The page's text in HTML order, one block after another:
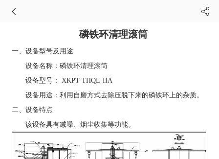
磷铁环清理滚筒
一、设备型号及用途
设备名称：磷铁环清理滚筒
设备型号： XKPT-THQL-IIA
设备用途：利用自磨方式去除压脱下来的磷铁环上的杂质。
二、设备特点
该设备具有减噪、烟尘收集等功能。